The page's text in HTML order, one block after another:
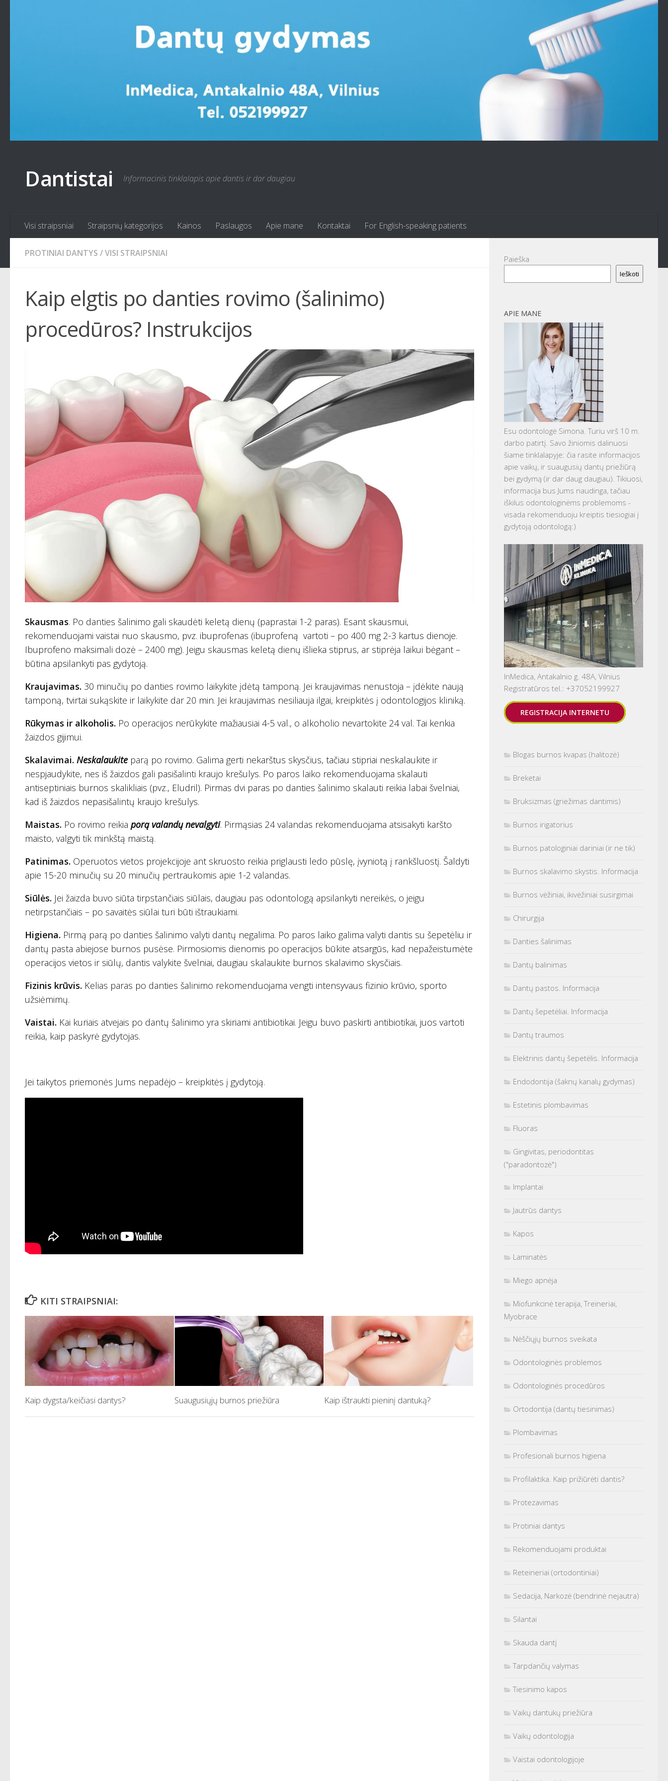
Dantistai Informacinis tinklalapis apie dantis ir dar daugiau
Visi straipsniai Straipsnių kategorijos Kainos Paslaugos Apie mane Kontaktai For English-speaking patients
PROTINIAI DANTYS /VISI STRAIPSNIAI
Kaip elgtis po danties rovimo (šalinimo)
procedūros? Instrukcijos
Skausmas. Po danties šalinimo gali skaudėti keletą dienų (paprastai 1-2 paras). Esant skausmui,
rekomenduojami vaistai nuo skausmo, pvz. ibuprofenas (ibuprofeną vartoti – po 400 mg 2-3 kartus dienoje.
Ibuprofeno maksimali dozė – 2400 mg). Jeigu skausmas keletą dienų išlieka stiprus, ar stiprėja laikui bėgant –
būtina apsilankyti pas gydytoją.
Kraujavimas. 30 minučių po danties rovimo laikykite įdėtą tamponą. Jei kraujavimas nenustoja – įdėkite naują
tamponą, tvirtai sukąskite ir laikykite dar 20 min. Jei kraujavimas nesiliauja ilgai, kreipkitės į odontologijos kliniką.
Rūkymas ir alkoholis. Po operacijos nerūkykite mažiausiai 4-5 val., o alkoholio nevartokite 24 val. Tai kenkia
žaizdos gijimui.
Skalavimai. Neskalaukiteparą po rovimo. Galima gerti nekarštus skysčius, tačiau stipriai neskalaukite ir
nespjaudykite, nes iš žaizdos gali pasišalinti kraujo krešulys. Po paros laiko rekomenduojama skalauti
antiseptiniais burnos skalikliais (pvz., Eludril). Pirmas dvi paras po danties šalinimo skalauti reikia labai švelniai,
kad iš žaizdos nepasišalintų kraujo krešulys.
Maistas. Po rovimo reikia porą valandų nevalgyti. Pirmąsias 24 valandas rekomenduojama atsisakyti karšto
maisto, valgyti tik minkštą maistą.
Patinimas. Operuotos vietos projekcijoje ant skruosto reikia priglausti ledo pūslę, įvyniotą į rankšluostį. Šaldyti
apie 15-20 minučių su 20 minučių pertraukomis apie 1-2 valandas.
Siūlės. Jei žaizda buvo siūta tirpstančiais siūlais, daugiau pas odontologą apsilankyti nereikės, o jeigu
netirpstančiais – po savaitės siūlai turi būti ištraukiami.
Higiena. Pirmą parą po danties šalinimo valyti dantų negalima. Po paros laiko galima valyti dantis su šepetėliu ir
dantų pasta abiejose burnos pusėse. Pirmosiomis dienomis po operacijos būkite atsargūs, kad nepažeistumėte
operacijos vietos ir siūlų, dantis valykite švelniai, daugiau skalaukite burnos skalavimo skysčiais.
Fizinis krūvis. Kelias paras po danties šalinimo rekomenduojama vengti intensyvaus fizinio krūvio, sporto
užsiėmimų.
Vaistai. Kai kuriais atvejais po dantų šalinimo yra skiriami antibiotikai. Jeigu buvo paskirti antibiotikai, juos vartoti
reikia, kaip paskyrė gydytojas.
Jei taikytos priemonės Jums nepadėjo – kreipkitės į gydytoją.
KITI STRAIPSNIAI:
Kaip dygsta/keičiasi dantys? Suaugusiųjų burnos priežiūra Kaip ištraukti pieninį dantuką?
Paieška
Ieškoti
APIE MANE
Esu odontologė Simona. Turiu virš 10 m.
darbo patirtį. Savo žiniomis dalinuosi
šiame tinklalapyje: čia rasite informacijos
apie vaikų, ir suaugusių dantų priežiūrą
bei gydymą (ir dar daug daugiau). Tikiuosi,
informacija bus Jums naudinga, tačiau
iškilus odontologinėms problemoms -
visada rekomenduoju kreiptis tiesiogiai į
gydytoją odontologą:)
InMedica, Antakalnio g. 48A, Vilnius
Registratūros tel.: +37052199927
REGISTRACIJA INTERNETU
Blogas burnos kvapas (halitozė)
Breketai
Bruksizmas (griežimas dantimis)
Burnos irigatorius
Burnos patologiniai dariniai (ir ne tik)
Burnos skalavimo skystis. Informacija
Burnos vėžiniai, ikivėžiniai susirgimai
Chirurgija
Danties šalinimas
Dantų balinimas
Dantų pastos. Informacija
Dantų šepetėliai. Informacija
Dantų traumos
Elektrinis dantų šepetėlis. Informacija
Endodontija (šaknų kanalų gydymas)
Estetinis plombavimas
Fluoras
Gingivitas, periodontitas
("paradontozė")
Implantai
Jautrūs dantys
Kapos
Laminatės
Miego apnėja
Miofunkcinė terapija, Treineriai,
Myobrace
Nėščiųjų burnos sveikata
Odontologinės problemos
Odontologinės procedūros
Ortodontija (dantų tiesinimas)
Plombavimas
Profesionali burnos higiena
Profilaktika. Kaip prižiūrėti dantis?
Protezavimas
Protiniai dantys
Rekomenduojami produktai
Reteineriai (ortodontiniai)
Sedacija, Narkozė (bendrinė nejautra)
Silantai
Skauda dantį
Tarpdančių valymas
Tiesinimo kapos
Vaikų dantukų priežiūra
Vaikų odontologija
Vaistai odontologijoje